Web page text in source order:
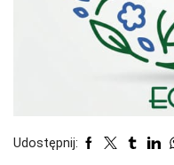
Udostępnij: